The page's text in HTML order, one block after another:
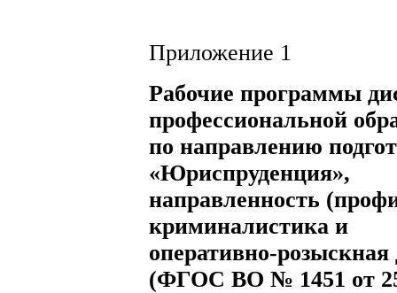
Приложение 1
Рабочие программы
профессиональной
по направлению
«Юриспруденция»,
направленность
криминалистика и
оперативно-розыскная
(ФГОС ВО № 1451 от